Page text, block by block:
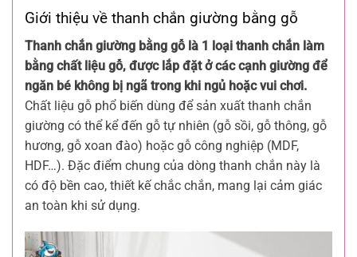
Giới thiệu về thanh chắn giường bằng gỗ
Thanh chắn giường bằng gỗ là 1 loại thanh chắn làm
bằng chất liệu gỗ, được lắp đặt ở các cạnh giường để
ngăn bé không bị ngã trong khi ngủ hoặc vui chơi.
Chất liệu gỗ phổ biến dùng để sản xuất thanh chắn
giường có thể kể đến gỗ tự nhiên (gỗ sồi, gỗ thông, gỗ
hương, gỗ xoan đào) hoặc gỗ công nghiệp (MDF,
HDF…). Đặc điểm chung của dòng thanh chắn này là
có độ bền cao, thiết kế chắc chắn, mang lại cảm giác
an toàn khi sử dụng.